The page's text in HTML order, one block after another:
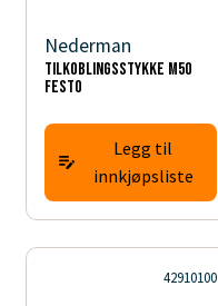
Nederman
Tilkoblingsstykke M50
Festo
Legg til
innkjøpsliste
42910100